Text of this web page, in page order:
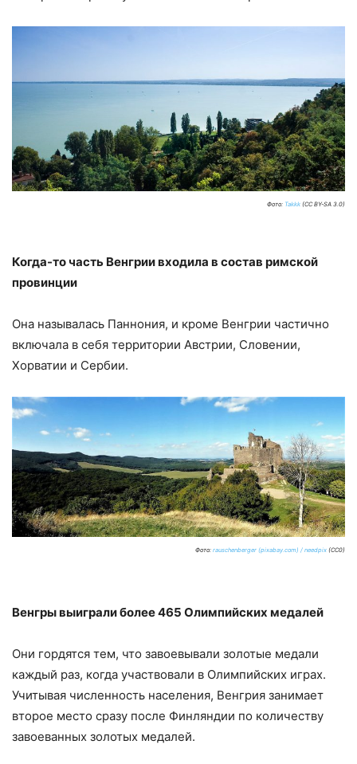
Фото: Takkk (CC BY-SA 3.0)
Когда-то часть Венгрии входила в состав римской
провинции
Она называлась Паннония, и кроме Венгрии частично
включала в себя территории Австрии, Словении,
Хорватии и Сербии.
Фото: rauschenberger (pixabay.com) / needpix (CC0)
Венгры выиграли более 465 Олимпийских медалей
Они гордятся тем, что завоевывали золотые медали
каждый раз, когда участвовали в Олимпийских играх.
Учитывая численность населения, Венгрия занимает
второе место сразу после Финляндии по количеству
завоеванных золотых медалей.